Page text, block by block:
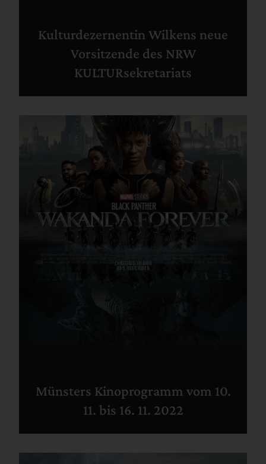
Kulturdezernentin Wilkens neue
Vorsitzende des NRW
KULTURsekretariats
Münsters Kinoprogramm vom 10.
11. bis 16. 11. 2022